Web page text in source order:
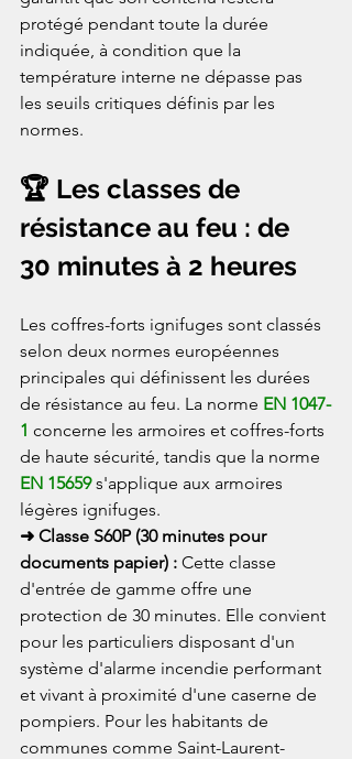
protégé pendant toute la durée
indiquée, à condition que la
température interne ne dépasse pas
les seuils critiques définis par les
normes.
🏆 Les classes de
résistance au feu : de
30 minutes à 2 heures
Les coffres-forts ignifuges sont classés
selon deux normes européennes
principales qui définissent les durées
de résistance au feu. La norme EN 1047-
1 concerne les armoires et coffres-forts
de haute sécurité, tandis que la norme
EN 15659 s'applique aux armoires
légères ignifuges.
➜ Classe S60P (30 minutes pour
documents papier) : Cette classe
d'entrée de gamme offre une
protection de 30 minutes. Elle convient
pour les particuliers disposant d'un
système d'alarme incendie performant
et vivant à proximité d'une caserne de
pompiers. Pour les habitants de
communes comme Saint-Laurent-